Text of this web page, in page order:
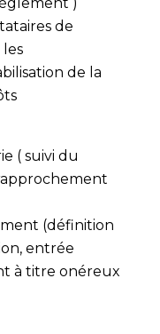
de
les
de la
( suivi du
(définition
entrée
à titre onéreux